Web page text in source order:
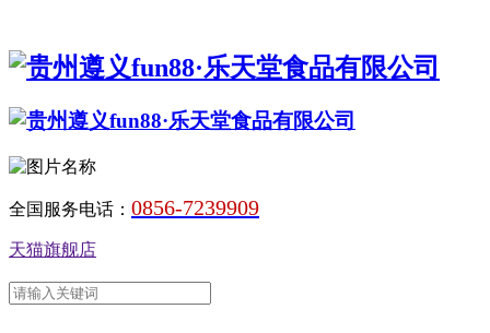
全国服务电话： 0856-7239909
天猫旗舰店